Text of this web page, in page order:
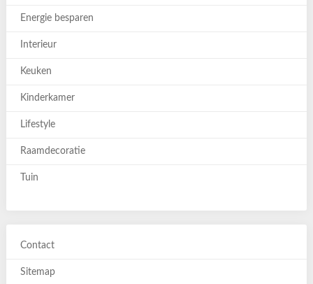
Energie besparen
Interieur
Keuken
Kinderkamer
Lifestyle
Raamdecoratie
Tuin
Contact
Sitemap